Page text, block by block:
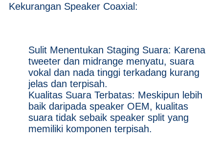
Kekurangan Speaker Coaxial:
Sulit Menentukan Staging Suara: Karena
tweeter dan midrange menyatu, suara
vokal dan nada tinggi terkadang kurang
jelas dan terpisah.
Kualitas Suara Terbatas: Meskipun lebih
baik daripada speaker OEM, kualitas
suara tidak sebaik speaker split yang
memiliki komponen terpisah.